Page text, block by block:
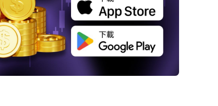
貨幣質押ETF作為潛在催化劑
另類幣ETF獲得批准